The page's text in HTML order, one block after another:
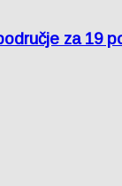
za 19